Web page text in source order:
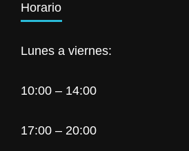
Horario
Lunes a viernes:
10:00 – 14:00
17:00 – 20:00